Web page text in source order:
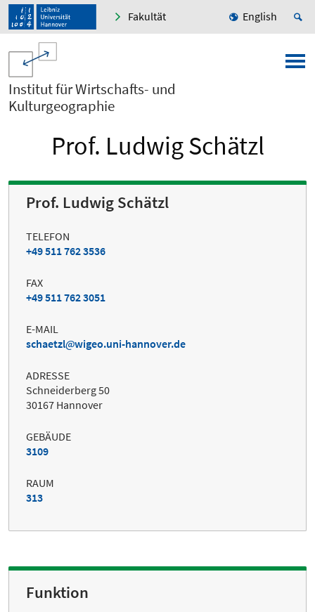
Fakultät English
Institut für Wirtschafts- und
Kulturgeographie
Prof. Ludwig Schätzl
Prof. Ludwig Schätzl
TELEFON
+49 511 762 3536
FAX
+49 511 762 3051
E-MAIL
schaetzl
wigeo.uni-hannover.de
ADRESSE
Schneiderberg 50
30167 Hannover
GEBÄUDE
3109
RAUM
313
Funktion